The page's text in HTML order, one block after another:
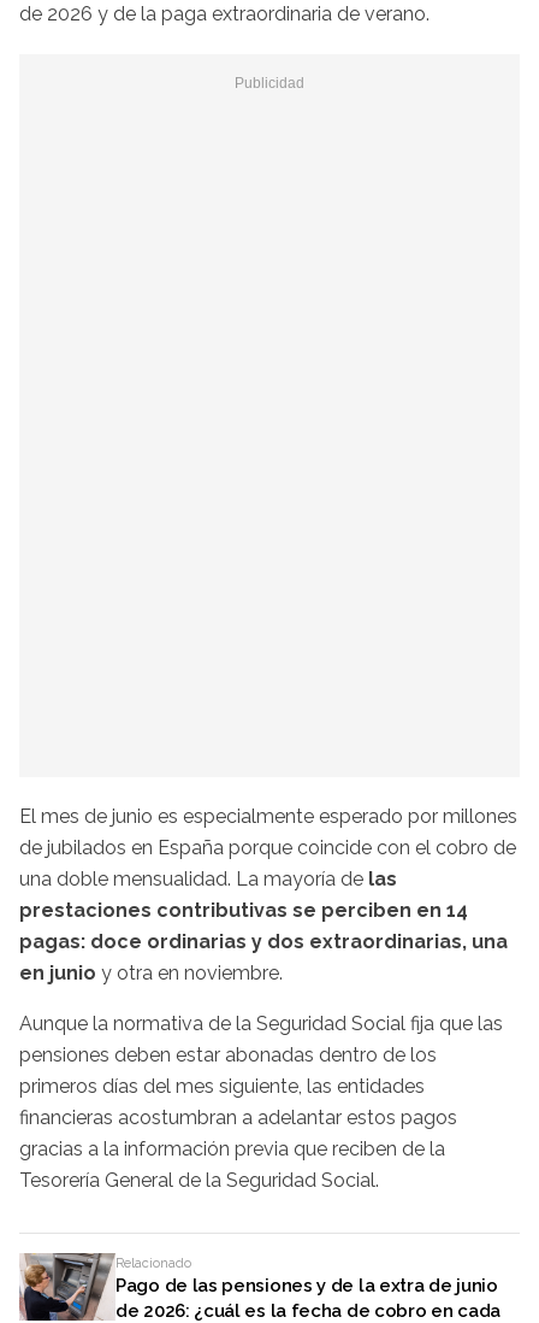
de 2026 y de la paga extraordinaria de verano.
El mes de junio es especialmente esperado por millones
de jubilados en España porque coincide con el cobro de
una doble mensualidad. La mayoría de las
prestaciones contributivas se perciben en 14
pagas: doce ordinarias y dos extraordinarias, una
en junio y otra en noviembre.
Aunque la normativa de la Seguridad Social fija que las
pensiones deben estar abonadas dentro de los
primeros días del mes siguiente, las entidades
financieras acostumbran a adelantar estos pagos
gracias a la información previa que reciben de la
Tesorería General de la Seguridad Social.
Relacionado
Pago de las pensiones y de la extra de junio
de 2026: ¿cuál es la fecha de cobro en cada